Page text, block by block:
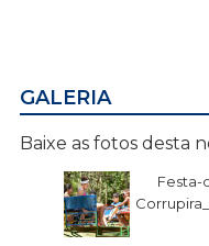
GALERIA
Baixe as fotos desta
Festa-